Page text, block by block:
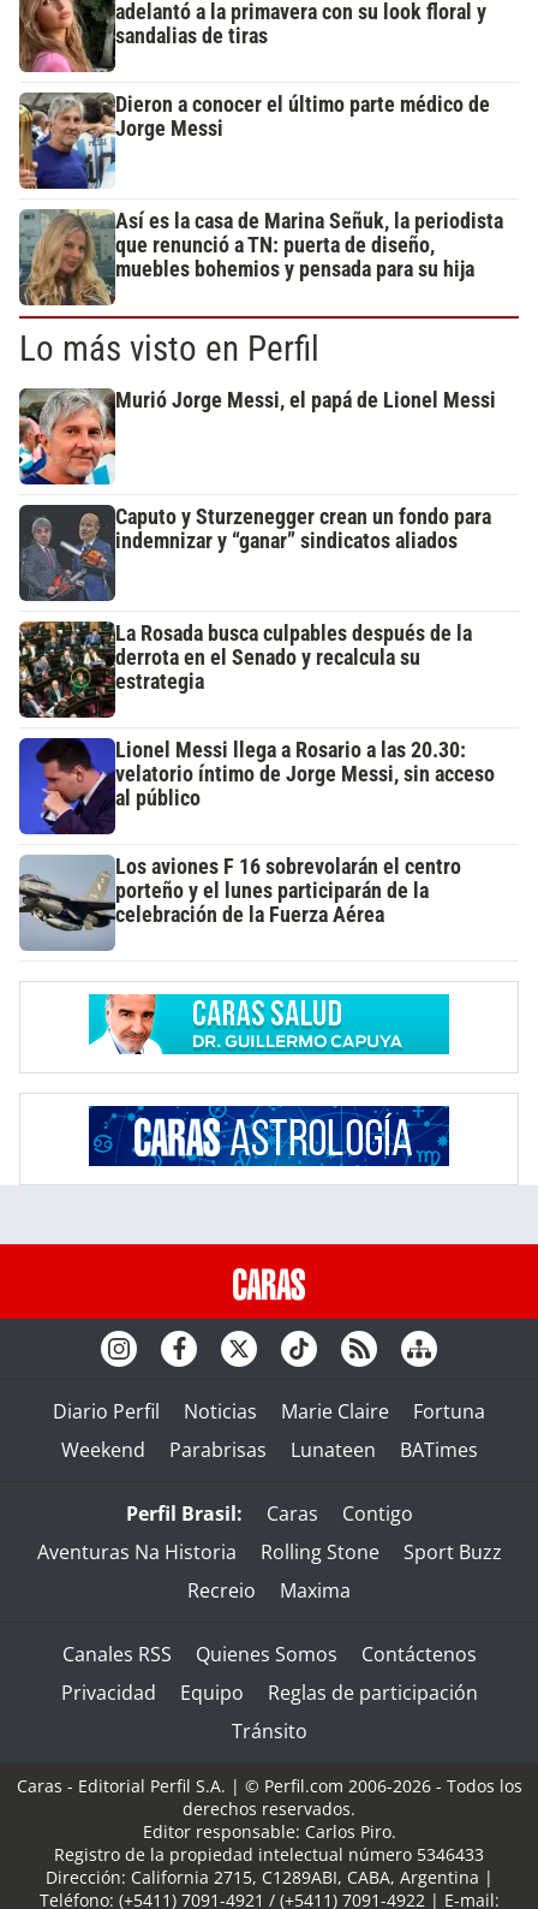
adelantó a la primavera con su look floral y
sandalias de tiras
Dieron a conocer el último parte médico de
Jorge Messi
Así es la casa de Marina Señuk, la periodista
que renunció a TN: puerta de diseño,
muebles bohemios y pensada para su hija
Lo más visto en Perfil
Murió Jorge Messi, el papá de Lionel Messi
Caputo y Sturzenegger crean un fondo para
indemnizar y “ganar” sindicatos aliados
La Rosada busca culpables después de la
derrota en el Senado y recalcula su
estrategia
Lionel Messi llega a Rosario a las 20.30:
velatorio íntimo de Jorge Messi, sin acceso
al público
Los aviones F 16 sobrevolarán el centro
porteño y el lunes participarán de la
celebración de la Fuerza Aérea
Diario Perfil Noticias Marie Claire
Fortuna
Weekend
Parabrisas Lunateen BATimes
Perfil Brasil: Caras
Contigo
Aventuras Na Historia
Rolling Stone
Sport Buzz
Recreio
Maxima
Canales RSS Quienes Somos
Contáctenos
Privacidad
Equipo
Reglas de participación
Tránsito
Caras - Editorial Perfil S.A. | © Perfil.com 2006-2026 - Todos los
derechos reservados.
Editor responsable: Carlos Piro.
Registro de la propiedad intelectual número 5346433
Dirección: California 2715, C1289ABI, CABA, Argentina |
Teléfono: (+5411) 7091-4921 / (+5411) 7091-4922| E-mail: